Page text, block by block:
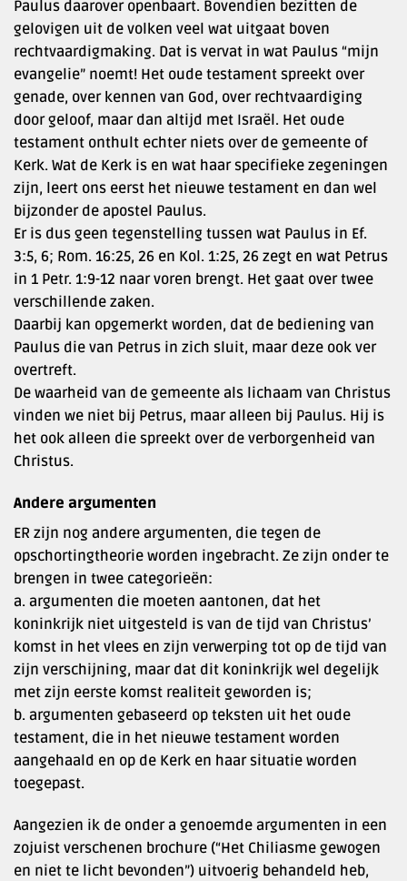
Paulus daarover openbaart. Bovendien bezitten de
gelovigen uit de volken veel wat uitgaat boven
rechtvaardigmaking. Dat is vervat in wat Paulus “mijn
evangelie” noemt! Het oude testament spreekt over
genade, over kennen van God, over rechtvaardiging
door geloof, maar dan altijd met Israël. Het oude
testament onthult echter niets over de gemeente of
Kerk. Wat de Kerk is en wat haar specifieke zegeningen
zijn, leert ons eerst het nieuwe testament en dan wel
bijzonder de apostel Paulus.
Er is dus geen tegenstelling tussen wat Paulus in Ef.
3:5, 6; Rom. 16:25, 26 en Kol. 1:25, 26 zegt en wat Petrus
in 1 Petr. 1:9-12 naar voren brengt. Het gaat over twee
verschillende zaken.
Daarbij kan opgemerkt worden, dat de bediening van
Paulus die van Petrus in zich sluit, maar deze ook ver
overtreft.
De waarheid van de gemeente als lichaam van Christus
vinden we niet bij Petrus, maar alleen bij Paulus. Hij is
het ook alleen die spreekt over de verborgenheid van
Christus.
Andere argumenten
ER zijn nog andere argumenten, die tegen de
opschortingtheorie worden ingebracht. Ze zijn onder te
brengen in twee categorieën:
a. argumenten die moeten aantonen, dat het
koninkrijk niet uitgesteld is van de tijd van Christus’
komst in het vlees en zijn verwerping tot op de tijd van
zijn verschijning, maar dat dit koninkrijk wel degelijk
met zijn eerste komst realiteit geworden is;
b. argumenten gebaseerd op teksten uit het oude
testament, die in het nieuwe testament worden
aangehaald en op de Kerk en haar situatie worden
toegepast.
Aangezien ik de onder a genoemde argumenten in een
zojuist verschenen brochure (“Het Chiliasme gewogen
en niet te licht bevonden”) uitvoerig behandeld heb,